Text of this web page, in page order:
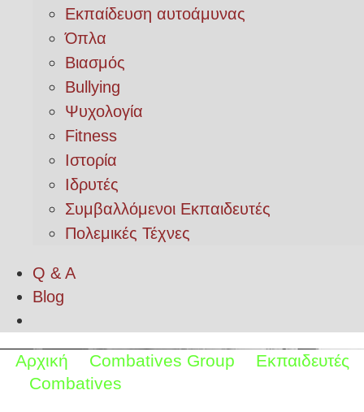
Εκπαίδευση αυτοάμυνας
Όπλα
Βιασμός
Bullying
Ψυχολογία
Fitness
Ιστορία
Ιδρυτές
Συμβαλλόμενοι Εκπαιδευτές
Πολεμικές Τέχνες
Q & A
Blog
Αρχική Combatives Group
Εκπαιδευτές
Combatives